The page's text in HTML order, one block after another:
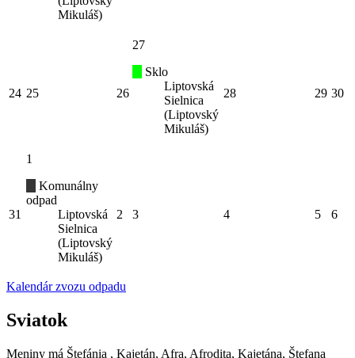
Mikuláš)
24 25 26
27
Sklo
Liptovská
Sielnica
(Liptovský
Mikuláš)
28 29 30
31
1
Komunálny
odpad
Liptovská
Sielnica
(Liptovský
Mikuláš)
2 3 4 5 6
Kalendár zvozu odpadu
Sviatok
Meniny má Štefánia , Kajetán, Afra, Afrodita, Kajetána, Štefana